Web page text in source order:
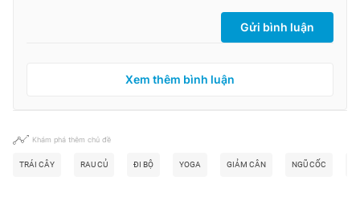
Gửi bình luận
Xem thêm bình luận
Khám phá thêm chủ đề
TRÁI CÂY RAU CỦ ĐI BỘ YOGA GIẢM CÂN NGŨ CỐC